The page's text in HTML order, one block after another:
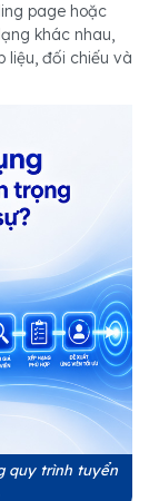
page hoặc
khác nhau,
liệu, đối chiếu và
quy trình tuyển